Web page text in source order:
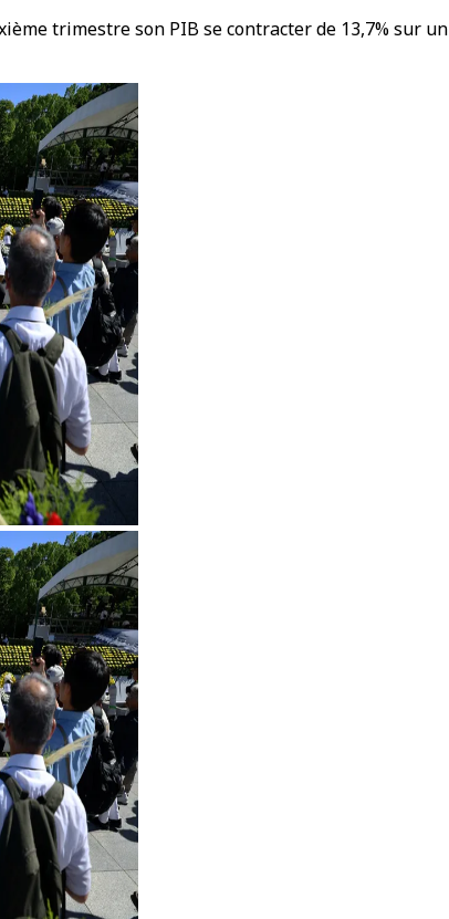
trimestre son PIB se contracter de 13,7% sur